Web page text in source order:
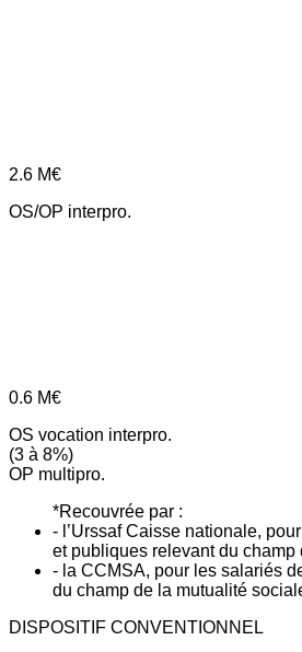
2.6 M€
OS/OP interpro.
0.6 M€
OS vocation interpro.
(3 à 8%)
OP multipro.
*Recouvrée par :
- l’Urssaf Caisse nationale,
et publiques relevant du champ
- la CCMSA, pour les salariés
du champ de la mutualité
DISPOSITIF CONVENTIONNEL